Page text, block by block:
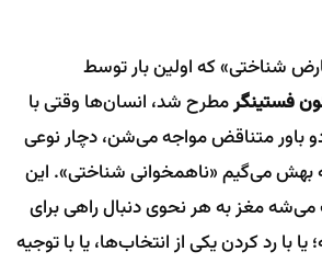
شناختی» که اولین بار توسط
فستینگرمطرح شد، انسان‌ها وقتی با
باور متناقض مواجه می‌شن، دچار نوعی
می‌گیم «ناهمخوانی شناختی». این
می‌شه مغز به هر نحوی دنبال راهی برای
با رد کردن یکی از انتخاب‌ها، یا با توجیه